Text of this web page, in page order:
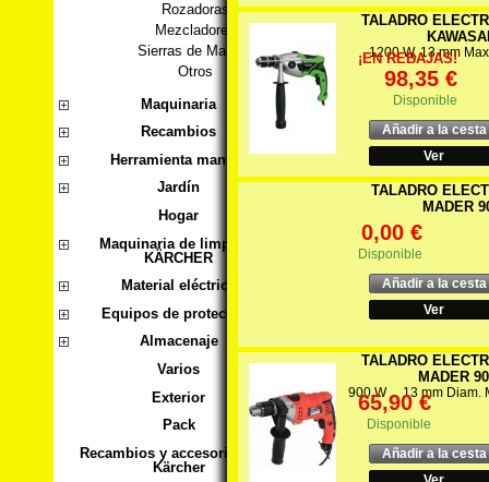
Rozadoras
Mezcladores
Sierras de Madera
Otros
Maquinaria
Recambios
Herramienta manual
Jardín
Hogar
Maquinaria de limpieza
KÄRCHER
Material eléctrico
Equipos de protección
Almacenaje
Varios
Exterior
Pack
Recambios y accesorios para
Kärcher
TALADRO
1200 W, 13 mm
¡EN REBAJAS!
98,35 €
Disponible
Añadir a la cesta
Ver
TALADRO
MADER
0,00 €
Disponible
Añadir a la cesta
Ver
TALADRO
MADER
900 W 13 mm Diam.
65,90 €
Disponible
Añadir a la cesta